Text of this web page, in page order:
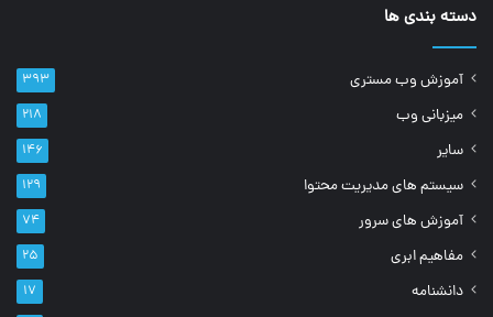
دسته بندی ها
آموزش وب مستری ۳۹۳
میزبانی وب ۲۱۸
سایر ۱۴۶
سیستم های مدیریت محتوا ۱۲۹
آموزش های سرور ۷۴
مفاهیم ابری ۲۵
دانشنامه ۱۷